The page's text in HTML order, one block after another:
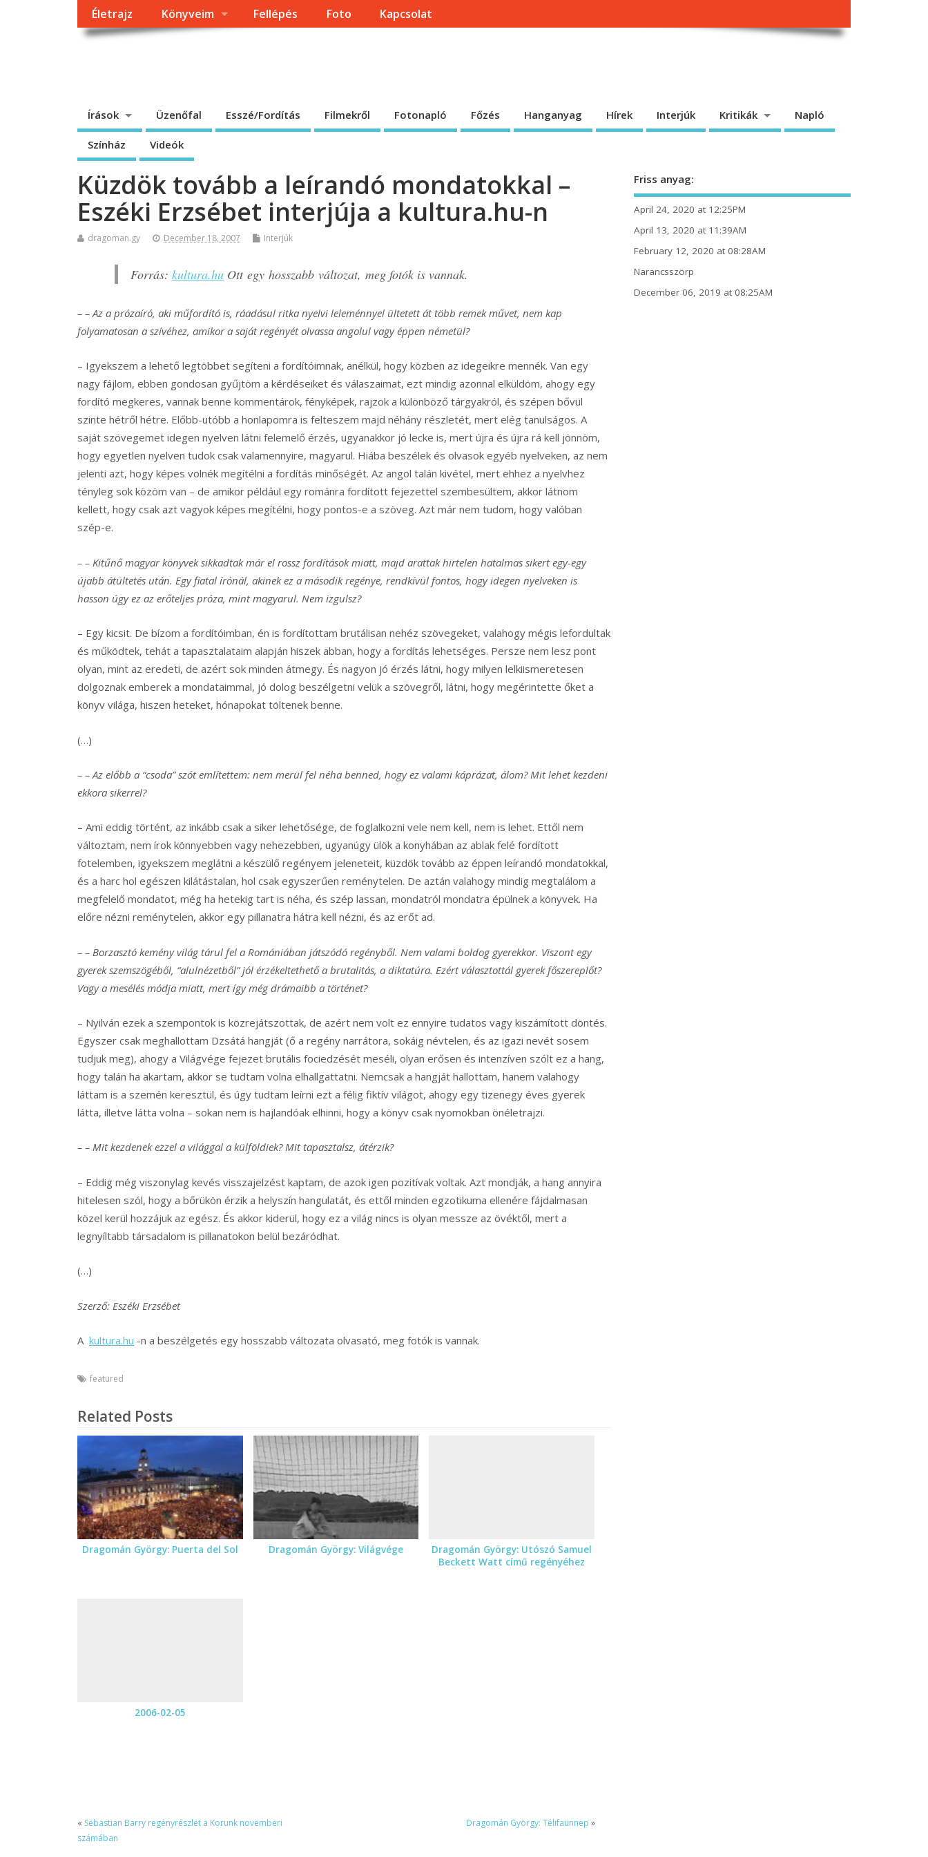
Életrajz Könyveim Fellépés Foto Kapcsolat
Írások Üzenőfal Esszé/Fordítás Filmekről Fotonapló Főzés Hanganyag Hírek Interjúk Kritikák Napló
Színház Videók
Küzdök tovább a leírandó mondatokkal –
Eszéki Erzsébet interjúja a kultura.hu-n
dragoman.gy December 18, 2007 Interjúk
Forrás: kultura.hu Ott egy hosszabb változat, meg fotók is vannak.
– – Az a prózaíró, aki műfordító is, ráadásul ritka nyelvi leleménnyel ültetett át több remek művet, nem kap
folyamatosan a szívéhez, amikor a saját regényét olvassa angolul vagy éppen németül?
– Igyekszem a lehető legtöbbet segíteni a fordítóimnak, anélkül, hogy közben az idegeikre mennék. Van egy
nagy fájlom, ebben gondosan gyűjtöm a kérdéseiket és válaszaimat, ezt mindig azonnal elküldöm, ahogy egy
fordító megkeres, vannak benne kommentárok, fényképek, rajzok a különböző tárgyakról, és szépen bővül
szinte hétről hétre. Előbb-utóbb a honlapomra is felteszem majd néhány részletét, mert elég tanulságos. A
saját szövegemet idegen nyelven látni felemelő érzés, ugyanakkor jó lecke is, mert újra és újra rá kell jönnöm,
hogy egyetlen nyelven tudok csak valamennyire, magyarul. Hiába beszélek és olvasok egyéb nyelveken, az nem
jelenti azt, hogy képes volnék megítélni a fordítás minőségét. Az angol talán kivétel, mert ehhez a nyelvhez
tényleg sok közöm van – de amikor például egy románra fordított fejezettel szembesültem, akkor látnom
kellett, hogy csak azt vagyok képes megítélni, hogy pontos-e a szöveg. Azt már nem tudom, hogy valóban
szép-e.
– – Kitűnő magyar könyvek sikkadtak már el rossz fordítások miatt, majd arattak hirtelen hatalmas sikert egy-egy
újabb átültetés után. Egy fiatal írónál, akinek ez a második regénye, rendkívül fontos, hogy idegen nyelveken is
hasson úgy ez az erőteljes próza, mint magyarul. Nem izgulsz?
– Egy kicsit. De bízom a fordítóimban, én is fordítottam brutálisan nehéz szövegeket, valahogy mégis lefordultak
és működtek, tehát a tapasztalataim alapján hiszek abban, hogy a fordítás lehetséges. Persze nem lesz pont
olyan, mint az eredeti, de azért sok minden átmegy. És nagyon jó érzés látni, hogy milyen lelkiismeretesen
dolgoznak emberek a mondataimmal, jó dolog beszélgetni velük a szövegről, látni, hogy megérintette őket a
könyv világa, hiszen heteket, hónapokat töltenek benne.
(…)
– – Az előbb a “csoda” szót említettem: nem merül fel néha benned, hogy ez valami káprázat, álom? Mit lehet kezdeni
ekkora sikerrel?
– Ami eddig történt, az inkább csak a siker lehetősége, de foglalkozni vele nem kell, nem is lehet. Ettől nem
változtam, nem írok könnyebben vagy nehezebben, ugyanúgy ülök a konyhában az ablak felé fordított
fotelemben, igyekszem meglátni a készülő regényem jeleneteit, küzdök tovább az éppen leírandó mondatokkal,
és a harc hol egészen kilátástalan, hol csak egyszerűen reménytelen. De aztán valahogy mindig megtalálom a
megfelelő mondatot, még ha hetekig tart is néha, és szép lassan, mondatról mondatra épülnek a könyvek. Ha
előre nézni reménytelen, akkor egy pillanatra hátra kell nézni, és az erőt ad.
– – Borzasztó kemény világ tárul fel a Romániában játszódó regényből. Nem valami boldog gyerekkor. Viszont egy
gyerek szemszögéből, “alulnézetből” jól érzékeltethető a brutalitás, a diktatúra. Ezért választottál gyerek főszereplőt?
Vagy a mesélés módja miatt, mert így még drámaibb a történet?
– Nyilván ezek a szempontok is közrejátszottak, de azért nem volt ez ennyire tudatos vagy kiszámított döntés.
Egyszer csak meghallottam Dzsátá hangját (ő a regény narrátora, sokáig névtelen, és az igazi nevét sosem
tudjuk meg), ahogy a Világvége fejezet brutális fociedzését meséli, olyan erősen és intenzíven szólt ez a hang,
hogy talán ha akartam, akkor se tudtam volna elhallgattatni. Nemcsak a hangját hallottam, hanem valahogy
láttam is a szemén keresztül, és úgy tudtam leírni ezt a félig fiktív világot, ahogy egy tizenegy éves gyerek
látta, illetve látta volna – sokan nem is hajlandóak elhinni, hogy a könyv csak nyomokban önéletrajzi.
– – Mit kezdenek ezzel a világgal a külföldiek? Mit tapasztalsz, átérzik?
– Eddig még viszonylag kevés visszajelzést kaptam, de azok igen pozitívak voltak. Azt mondják, a hang annyira
hitelesen szól, hogy a bőrükön érzik a helyszín hangulatát, és ettől minden egzotikuma ellenére fájdalmasan
közel kerül hozzájuk az egész. És akkor kiderül, hogy ez a világ nincs is olyan messze az övéktől, mert a
legnyíltabb társadalom is pillanatokon belül bezáródhat.
(…)
Szerző: Eszéki Erzsébet
A kultura.hu -n a beszélgetés egy hosszabb változata olvasató, meg fotók is vannak.
featured
Related Posts
Dragomán György: Puerta del Sol Dragomán György: Világvége
Dragomán György: Utószó Samuel
Beckett Watt című regényéhez
2006-02-05
« Sebastian Barry regényrészlet a Korunk novemberi
számában
Dragomán György: Télifaünnep »
Friss anyag:
April 24, 2020 at 12:25PM
April 13, 2020 at 11:39AM
February 12, 2020 at 08:28AM
Narancsszörp
December 06, 2019 at 08:25AM